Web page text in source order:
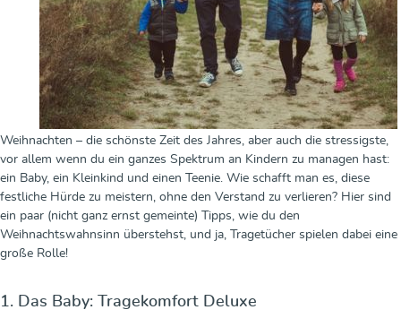
Weihnachten – die schönste Zeit des Jahres, aber auch die stressigste,
vor allem wenn du ein ganzes Spektrum an Kindern zu managen hast:
ein Baby, ein Kleinkind und einen Teenie. Wie schafft man es, diese
festliche Hürde zu meistern, ohne den Verstand zu verlieren? Hier sind
ein paar (nicht ganz ernst gemeinte) Tipps, wie du den
Weihnachtswahnsinn überstehst, und ja, Tragetücher spielen dabei eine
große Rolle!
1. Das Baby: Tragekomfort Deluxe